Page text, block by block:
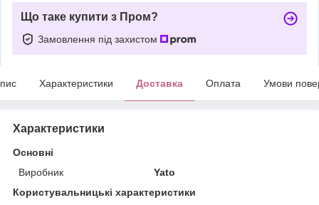
Що таке купити з Пром?
Замовлення під захистом
Характеристики Доставка Оплата Умови
Характеристики
Основні
Виробник
Yato
Користувальницькі характеристики